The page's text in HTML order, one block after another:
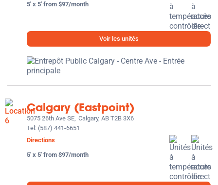
5' x 5' from $97/month
Voir les unités
Calgary (Eastpoint)
5075 26th Ave SE, Calgary, AB T2B 3X6
Tel: (587) 441-6651
Directions
5' x 5' from $97/month